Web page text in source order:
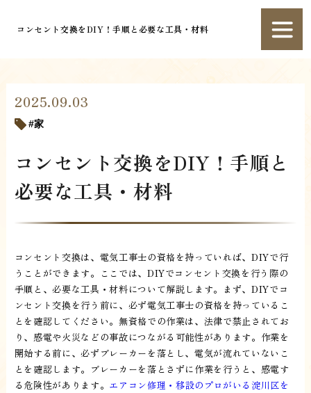
コンセント交換をDIY！手順と必要な工具・材料
2025.09.03
家
コンセント交換をDIY！手順と
必要な工具・材料
コンセント交換は、電気工事士の資格を持っていれば、DIYで行
うことができます。ここでは、DIYでコンセント交換を行う際の
手順と、必要な工具・材料について解説します。まず、DIYでコ
ンセント交換を行う前に、必ず電気工事士の資格を持っているこ
とを確認してください。無資格での作業は、法律で禁止されてお
り、感電や火災などの事故につながる可能性があります。作業を
開始する前に、必ずブレーカーを落とし、電気が流れていないこ
とを確認します。ブレーカーを落とさずに作業を行うと、感電す
る危険性があります。 エアコン修理・移設のプロがいる淀川区を